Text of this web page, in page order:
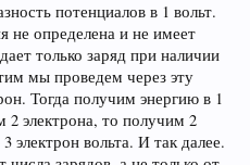
потенциалов в 1 вольт.
не определена и не имеет
только заряд при наличии
мы проведем через эту
Тогда получим энергию в 1
2 электрона, то получим 2
электрон вольта. И так далее.